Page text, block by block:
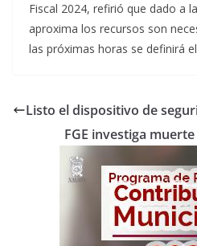
Fiscal 2024, refirió que dado a
aproxima los recursos son
las próximas horas se definirá
Listo el dispositivo de
FGE investiga